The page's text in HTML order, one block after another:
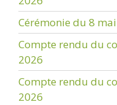
Cérémonie du 8 mai
Compte rendu du
2026
Compte rendu du
2026